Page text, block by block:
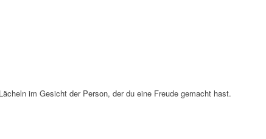
im Gesicht der Person, der du eine Freude gemacht hast.